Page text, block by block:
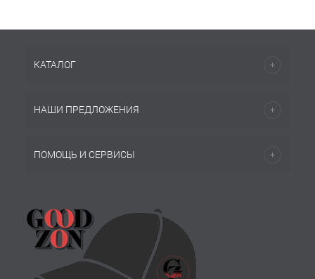
КАТАЛОГ
НАШИ ПРЕДЛОЖЕНИЯ
ПОМОЩЬ И СЕРВИСЫ